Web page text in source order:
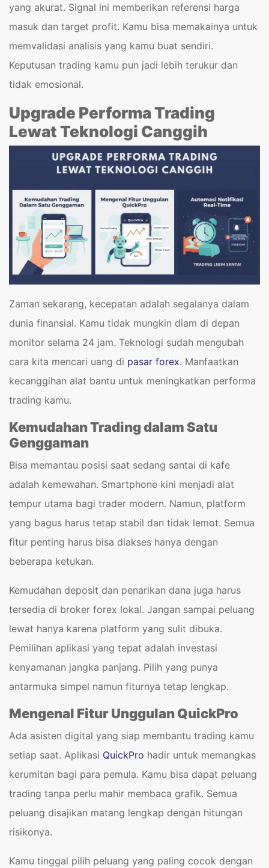
yang akurat. Signal ini memberikan referensi harga
masuk dan target profit. Kamu bisa memakainya untuk
memvalidasi analisis yang kamu buat sendiri.
Keputusan trading kamu pun jadi lebih terukur dan
tidak emosional.
Upgrade Performa Trading
Lewat Teknologi Canggih
Zaman sekarang, kecepatan adalah segalanya dalam
dunia finansial. Kamu tidak mungkin diam di depan
monitor selama 24 jam. Teknologi sudah mengubah
cara kita mencari uang di pasar forex. Manfaatkan
kecanggihan alat bantu untuk meningkatkan performa
trading kamu.
Kemudahan Trading dalam Satu
Genggaman
Bisa memantau posisi saat sedang santai di kafe
adalah kemewahan. Smartphone kini menjadi alat
tempur utama bagi trader modern. Namun, platform
yang bagus harus tetap stabil dan tidak lemot. Semua
fitur penting harus bisa diakses hanya dengan
beberapa ketukan.
Kemudahan deposit dan penarikan dana juga harus
tersedia di broker forex lokal. Jangan sampai peluang
lewat hanya karena platform yang sulit dibuka.
Pemilihan aplikasi yang tepat adalah investasi
kenyamanan jangka panjang. Pilih yang punya
antarmuka simpel namun fiturnya tetap lengkap.
Mengenal Fitur Unggulan QuickPro
Ada asisten digital yang siap membantu trading kamu
setiap saat. Aplikasi QuickPro hadir untuk memangkas
kerumitan bagi para pemula. Kamu bisa dapat peluang
trading tanpa perlu mahir membaca grafik. Semua
peluang disajikan matang lengkap dengan hitungan
risikonya.
Kamu tinggal pilih peluang yang paling cocok dengan